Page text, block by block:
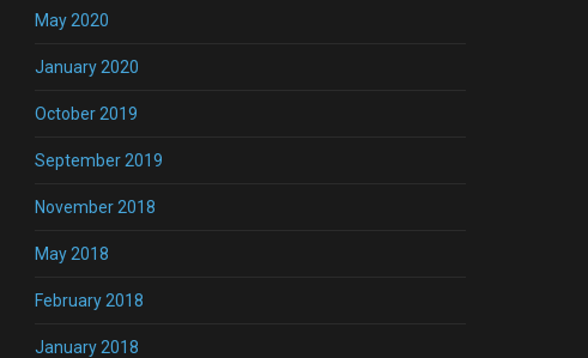
May 2020
January 2020
October 2019
September 2019
November 2018
May 2018
February 2018
January 2018